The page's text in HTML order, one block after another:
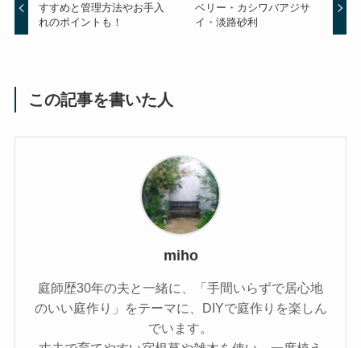
すすめと管理方法やお手入
れのポイントも！
ベリー・カシワバアジサ
イ・淡路砂利
この記事を書いた人
miho
庭師歴30年の夫と一緒に、「手間いらずで居心地
のいい庭作り」をテーマに、DIYで庭作りを楽しん
でいます。